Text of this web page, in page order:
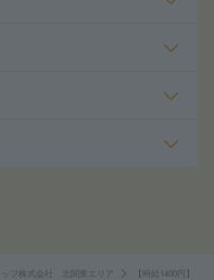
ッフ株式会社 北関東エリア
【時給1400円】